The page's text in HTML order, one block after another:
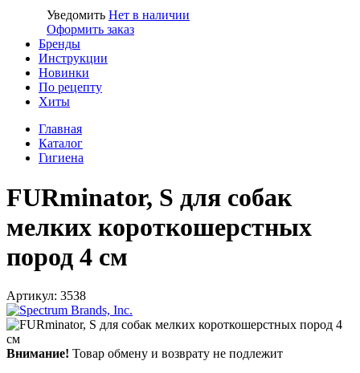
Уведомить Нет в наличии
Оформить заказ
Бренды
Инструкции
Новинки
По рецепту
Хиты
Главная
Каталог
Гигиена
FURminator, S для собак
мелких короткошерстных
пород 4 см
Артикул: 3538
Внимание! Товар обмену и возврату не подлежит